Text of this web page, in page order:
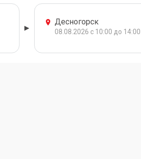
Десногорск
08.08.2026 с 10:00 до 14:00